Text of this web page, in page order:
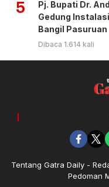
5
Pj. Bupati Dr.
Gedung
Bangil Pasuruan
Dibaca 1.614 kali
Tentang Gatra Daily
Pedoman